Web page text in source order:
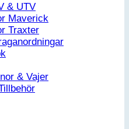
& UTV
Maverick
Traxter
& Vajer